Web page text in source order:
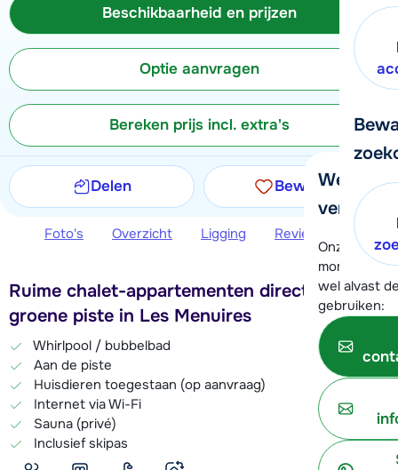
We
verder!
Onze
moment
wel alvast
gebruiken:
Beschikbaarheid en prijzen
Optie aanvragen
Bereken prijs incl. extra's
Delen Bewaren
Foto's Overzicht Ligging Reviews
Ruime chalet-appartementen direct aan de
groene piste in Les Menuires
Whirlpool / bubbelbad
Aan de piste
Huisdieren toegestaan (op aanvraag)
Internet via Wi-Fi
Sauna (privé)
Inclusief skipas